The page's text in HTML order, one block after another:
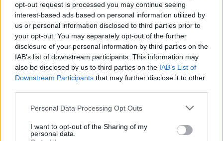
opt-out request is processed you may continue seeing
interest-based ads based on personal information utilized by
us or personal information disclosed to third parties prior to
your opt-out. You may separately opt-out of the further
disclosure of your personal information by third parties on the
IAB’s list of downstream participants. This information may
also be disclosed by us to third parties on the IAB’s List of
Downstream Participants that may further disclose it to other
Please note that this website/app uses one or more Google
not limited to your visit or usage behaviour. You may click to
grant or deny consent to Google and its third-party tags to
Personal Data Processing Opt Outs
I want to opt-out of the Sharing of my
personal data.
Notizie in tempo reale?
Entra nel canale telegram di
GalluraOggi.it
Ricevi le nostre ultime news